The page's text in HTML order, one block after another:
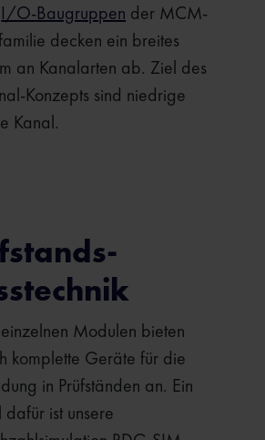
I/O-Baugruppen der MCM-
decken ein breites
an Kanalarten ab. Ziel des
Konzepts sind niedrige
Kanal.
Modulen bieten
komplette Geräte für die
in Prüfständen an. Ein
ist unsere